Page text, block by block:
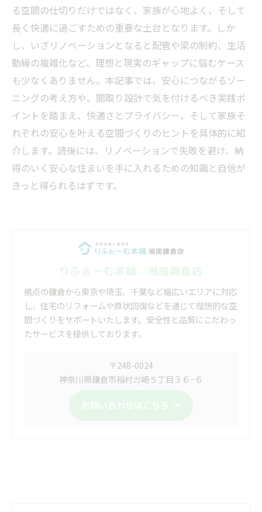
る空間の仕切りだけではなく、家族が心地よく、そして
長く快適に過ごすための重要な土台となります。しか
し、いざリノベーションとなると配管や梁の制約、生活
動線の複雑化など、理想と現実のギャップに悩むケース
も少なくありません。本記事では、安心につながるゾー
ニングの考え方や、間取り設計で気を付けるべき実践ポ
イントを踏まえ、快適さとプライバシー、そして家族そ
れぞれの安心を叶える空間づくりのヒントを具体的に紹
介します。読後には、リノベーションで失敗を避け、納
得のいく安心な住まいを手に入れるための知識と自信が
きっと得られるはずです。
りふぉ～む本舗 湘南鎌倉店
拠点の鎌倉から東京や埼玉、千葉など幅広いエリアに対応
し、住宅のリフォームや原状回復などを通じて理想的な空
間づくりをサポートいたします。安全性と品質にこだわっ
たサービスを提供しております。
〒248-0024
神奈川県鎌倉市稲村ガ崎５丁目３６−６
お問い合わせはこちら